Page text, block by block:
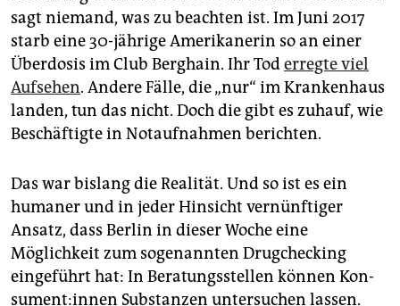
sagt niemand, was zu beachten ist. Im Juni 2017
starb eine 30-jährige Amerikanerin so an einer
Überdosis im Club Berghain. Ihr Toderregte viel
Aufsehen. Andere Fälle, die „nur“ im Krankenhaus
landen, tun das nicht. Doch die gibt es zuhauf, wie
Beschäftigte in Notaufnahmen berichten.
Das war bislang die Realität. Und so ist es ein
humaner und in jeder Hinsicht vernünftiger
Ansatz, dass Berlin in dieser Woche eine
Möglichkeit zum sogenannten Drugchecking
eingeführt hat: In Beratungsstellen können Kon­
su­men­t:in­nen Substanzen untersuchen lassen.